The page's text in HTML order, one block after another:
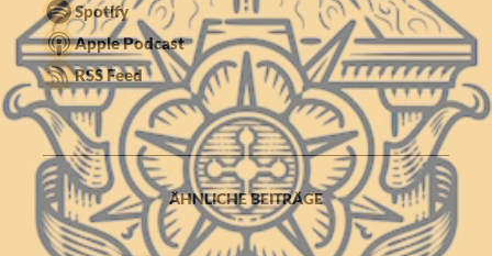
Spotify
Apple Podcast
RSS Feed
ÄHNLICHE BEITRÄGE